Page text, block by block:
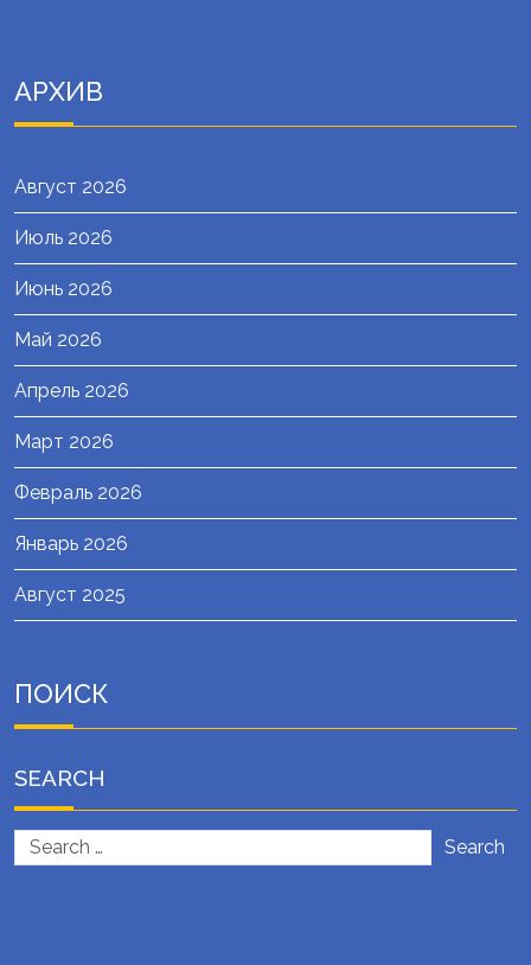
АРХИВ
Август 2026
Июль 2026
Июнь 2026
Май 2026
Апрель 2026
Март 2026
Февраль 2026
Январь 2026
Август 2025
ПОИСК
SEARCH
Search